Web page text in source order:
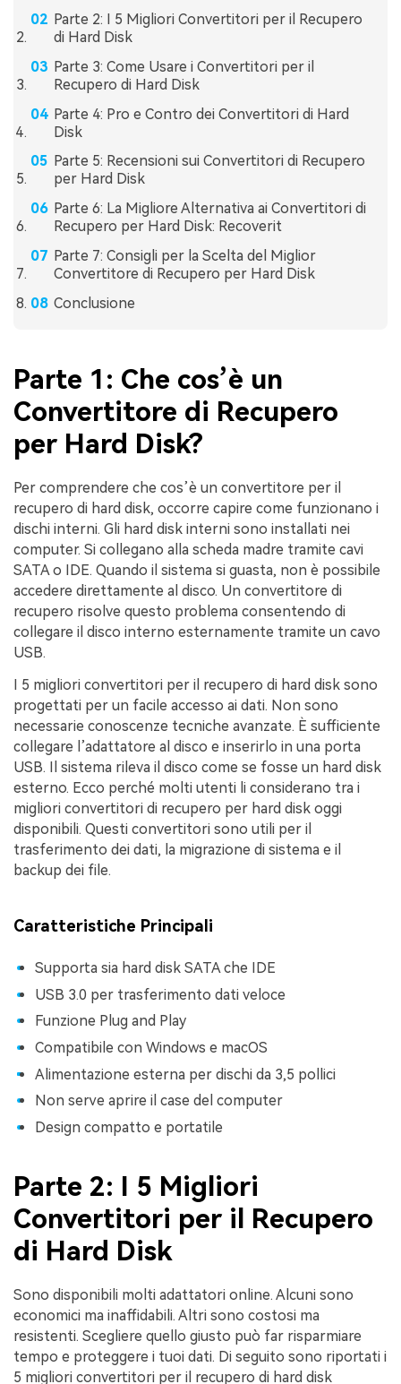
Parte 2: I 5 Migliori Convertitori per il Recupero
di Hard Disk
Parte 3: Come Usare i Convertitori per il
Recupero di Hard Disk
Parte 4: Pro e Contro dei Convertitori di Hard
Disk
Parte 5: Recensioni sui Convertitori di Recupero
per Hard Disk
Parte 6: La Migliore Alternativa ai Convertitori di
Recupero per Hard Disk: Recoverit
Parte 7: Consigli per la Scelta del Miglior
Convertitore di Recupero per Hard Disk
Conclusione
Parte 1: Che cos’è un
Convertitore di Recupero
per Hard Disk?
Per comprendere che cos’è un convertitore per il
recupero di hard disk, occorre capire come funzionano i
dischi interni. Gli hard disk interni sono installati nei
computer. Si collegano alla scheda madre tramite cavi
SATA o IDE. Quando il sistema si guasta, non è possibile
accedere direttamente al disco. Un convertitore di
recupero risolve questo problema consentendo di
collegare il disco interno esternamente tramite un cavo
USB.
I 5 migliori convertitori per il recupero di hard disk sono
progettati per un facile accesso ai dati. Non sono
necessarie conoscenze tecniche avanzate. È sufficiente
collegare l’adattatore al disco e inserirlo in una porta
USB. Il sistema rileva il disco come se fosse un hard disk
esterno. Ecco perché molti utenti li considerano tra i
migliori convertitori di recupero per hard disk oggi
disponibili. Questi convertitori sono utili per il
trasferimento dei dati, la migrazione di sistema e il
backup dei file.
Caratteristiche Principali
Supporta sia hard disk SATA che IDE
USB 3.0 per trasferimento dati veloce
Funzione Plug and Play
Compatibile con Windows e macOS
Alimentazione esterna per dischi da 3,5 pollici
Non serve aprire il case del computer
Design compatto e portatile
Parte 2: I 5 Migliori
Convertitori per il Recupero
di Hard Disk
Sono disponibili molti adattatori online. Alcuni sono
economici ma inaffidabili. Altri sono costosi ma
resistenti. Scegliere quello giusto può far risparmiare
tempo e proteggere i tuoi dati. Di seguito sono riportati i
5 migliori convertitori per il recupero di hard disk